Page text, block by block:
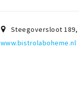
Steegoversloot 189,
www.bistrolaboheme.nl